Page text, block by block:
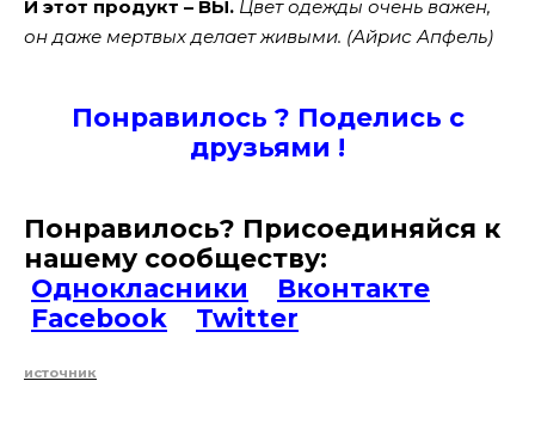
И этот продукт – ВЫ. Цвет одежды очень важен,
он даже мертвых делает живыми. (Айрис Апфель)
Понравилось ? Поделись с
друзьями !
Понравилось? Присоединяйся к
нашему сообществу:
Однокласники
Вконтакте
Facebook
Twitter
источник